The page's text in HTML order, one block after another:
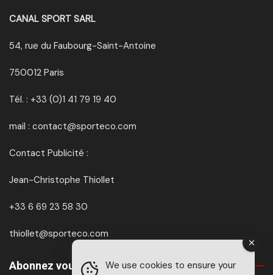
CANAL SPORT SARL
54, rue du Faubourg-Saint-Antoine
750012 Paris
Tél. : +33 (0)1 41 79 19 40
mail : contact@sporteco.com
Contact Publicité :
Jean-Christophe Thiollet
+33 6 69 23 58 30
thiollet@sporteco.com
Abonnez vous à SPORTéco & BIKEéco
We use cookies to ensure your